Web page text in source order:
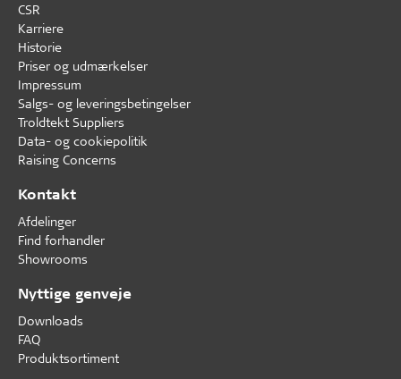
CSR
Karriere
Historie
Priser og udmærkelser
Impressum
Salgs- og leveringsbetingelser
Troldtekt Suppliers
Data- og cookiepolitik
Raising Concerns
Kontakt
Afdelinger
Find forhandler
Showrooms
Nyttige genveje
Downloads
FAQ
Produktsortiment